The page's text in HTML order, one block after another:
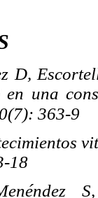
D,
en una
363-9
18